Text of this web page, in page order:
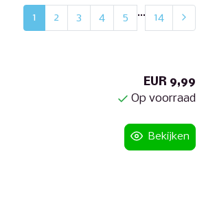
1 2 3 4 5 ... 14
EUR 9,99
Op voorraad
Bekijken